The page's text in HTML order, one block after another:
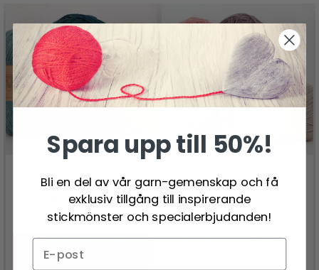
DROPS LIMA
24.95 SEK
Erbjudandet upphör
31/08/2026
DROPS FLORA
Pris från26.95 SEK
Spara upp till 50%!
Bli en del av vår garn-gemenskap och få
exklusiv tillgång till inspirerande
stickmönster och specialerbjudanden!